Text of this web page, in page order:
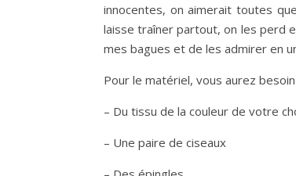
innocentes, on aimerait toutes
laisse traîner partout, on les perd
mes bagues et de les admirer en
Pour le matériel, vous aurez
– Du tissu de la couleur de votre
– Une paire de ciseaux